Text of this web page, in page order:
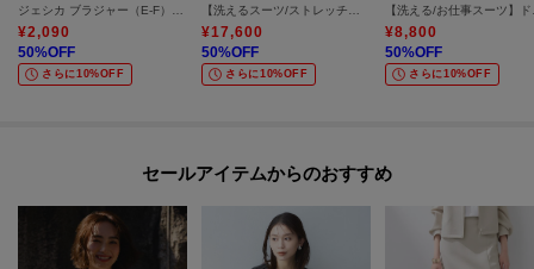
¥2,090
50%OFF
さらに10%OFF
¥17,600
50%OFF
さらに10%OFF
¥8,800
50%OFF
さらに10%OFF
セールアイテムからのおすすめ